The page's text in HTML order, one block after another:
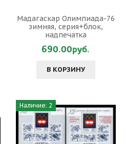
Мадагаскар Олимпиада-76
зимняя, серия+блок,
надпечатка
690.00руб.
В КОРЗИНУ
Наличие: 2